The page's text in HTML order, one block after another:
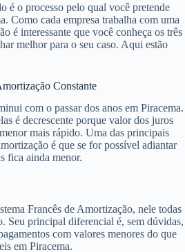
é o processo pelo qual você pretende
Como cada empresa trabalha com uma
é interessante que você conheça os três
melhor para o seu caso. Aqui estão
Constante
com o passar dos anos em Piracema.
é decrescente porque valor dos juros
mais rápido. Uma das principais
é que se for possível adiantar
fica ainda menor.
Francês de Amortização, nele todas
Seu principal diferencial é, sem dúvidas,
com valores menores do que
em Piracema.